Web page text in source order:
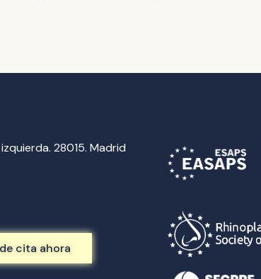
28015. Madrid
cita ahora